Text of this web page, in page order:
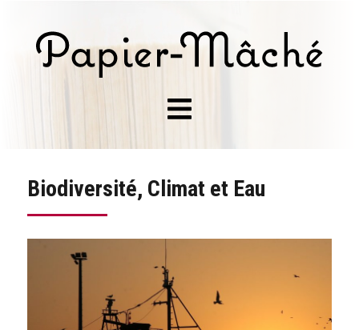
Biodiversité, Climat et Eau